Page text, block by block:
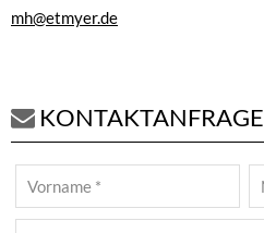
mh@etmyer.de
KONTAKTANFRAGE